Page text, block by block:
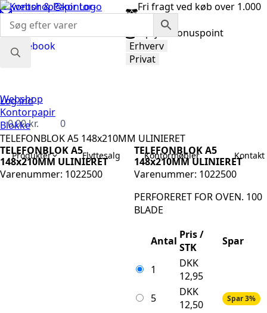
webshop@kontor-
papir.dk
98 92 33 33
Facebook
Fri fragt ved køb over 1.000
Optjen bonuspoint
Erhverv
Privat
Log ind
0,00kr. 0
Produkter Flyttesalg Kontormøbler
Webshop
Kontorpapir
Blokke
TELEFONBLOK A5 148x210MM ULINIERET
TELEFONBLOK A5
148x210MM ULINIERET
Varenummer: 1022500
TELEFONBLOK A5
148x210MM ULINIERET
Varenummer: 1022500
PERFORERET FOR OVEN. 100
BLADE
Antal Pris /
STK
Spar
1
DKK
12,95
5
DKK
12,50
Spar 3%